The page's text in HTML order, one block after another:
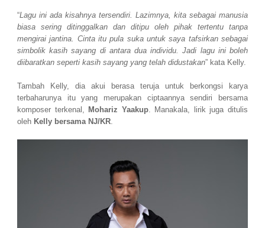
“Lagu ini ada kisahnya tersendiri. Lazimnya, kita sebagai manusia
biasa sering ditinggalkan dan ditipu oleh pihak tertentu tanpa
mengirai jantina. Cinta itu pula suka untuk saya tafsirkan sebagai
simbolik kasih sayang di antara dua individu. Jadi lagu ini boleh
diibaratkan seperti kasih sayang yang telah didustakan” kata Kelly.
Tambah Kelly, dia akui berasa teruja untuk berkongsi karya
terbaharunya itu yang merupakan ciptaannya sendiri bersama
komposer terkenal, Mohariz Yaakup. Manakala, lirik juga ditulis
oleh Kelly bersama NJ/KR.